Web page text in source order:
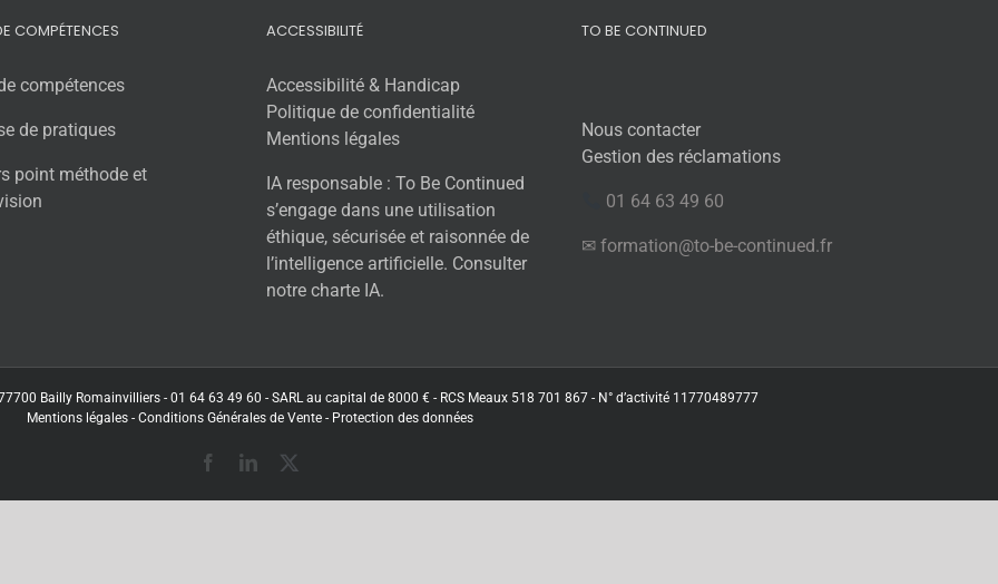
COMPÉTENCES
compétences
de pratiques
point méthode et
ACCESSIBILITÉ
Accessibilité & Handicap
Politique de confidentialité
Mentions légales
IA responsable : To Be Continued
s’engage dans une utilisation
éthique, sécurisée et raisonnée de
l’intelligence artificielle. Consulter
notre charte IA.
TO BE CONTINUED
Nous contacter
Gestion des réclamations
01 64 63 49 60
✉ formation@to-be-continued.fr
Bailly Romainvilliers - 01 64 63 49 60 - SARL au capital de 8000 € - RCS Meaux 518 701 867 - N° d’activité 11770489777
Mentions légales-Conditions Générales de Vente- Protection des données
FacebookLinkedIn
X